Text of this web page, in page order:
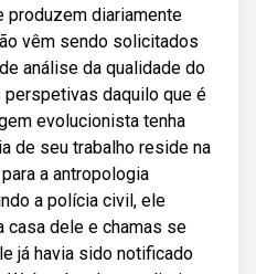
produzem diariamente
vêm sendo solicitados
análise da qualidade do
perspetivas daquilo que é
evolucionista tenha
de seu trabalho reside na
a antropologia
a polícia civil, ele
casa dele e chamas se
já havia sido notificado